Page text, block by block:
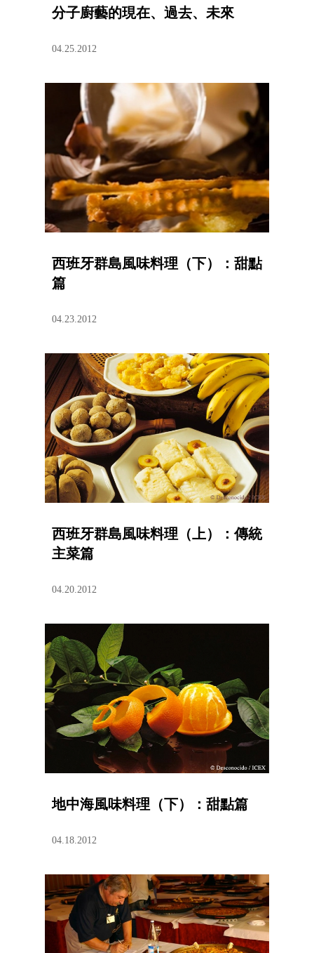
分子廚藝的現在、過去、未來
04.25.2012
西班牙群島風味料理（下）：甜點
篇
04.23.2012
西班牙群島風味料理（上）：傳統
主菜篇
04.20.2012
地中海風味料理（下）：甜點篇
04.18.2012